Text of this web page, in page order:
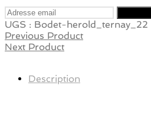
UGS : Bodet-herold_ternay_22
Previous Product
Next Product
Description